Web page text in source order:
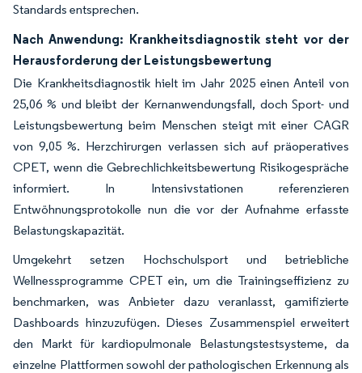
Standards entsprechen.
Nach Anwendung: Krankheitsdiagnostik steht vor der
Herausforderung der Leistungsbewertung
Die Krankheitsdiagnostik hielt im Jahr 2025 einen Anteil von
25,06 % und bleibt der Kernanwendungsfall, doch Sport- und
Leistungsbewertung beim Menschen steigt mit einer CAGR
von 9,05 %. Herzchirurgen verlassen sich auf präoperatives
CPET, wenn die Gebrechlichkeitsbewertung Risikogespräche
informiert. In Intensivstationen referenzieren
Entwöhnungsprotokolle nun die vor der Aufnahme erfasste
Belastungskapazität.
Umgekehrt setzen Hochschulsport und betriebliche
Wellnessprogramme CPET ein, um die Trainingseffizienz zu
benchmarken, was Anbieter dazu veranlasst, gamifizierte
Dashboards hinzuzufügen. Dieses Zusammenspiel erweitert
den Markt für kardiopulmonale Belastungstestsysteme, da
einzelne Plattformen sowohl der pathologischen Erkennung als